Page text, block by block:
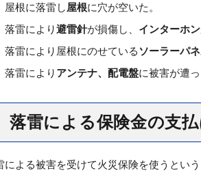
屋根に落雷し屋根に穴が空いた。
落雷により避雷針が損傷し、 インターホン
落雷により屋根にのせている ソーラーパ
落雷により アンテナ、配電盤に被害が遭っ
落雷による保険金の支
による被害を受けて火災保険を使うとい